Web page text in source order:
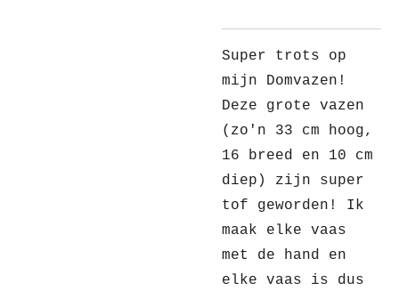
Super trots op
mijn Domvazen!
Deze grote vazen
(zo'n 33 cm hoog,
16 breed en 10 cm
diep) zijn super
tof geworden! Ik
maak elke vaas
met de hand en
elke vaas is dus